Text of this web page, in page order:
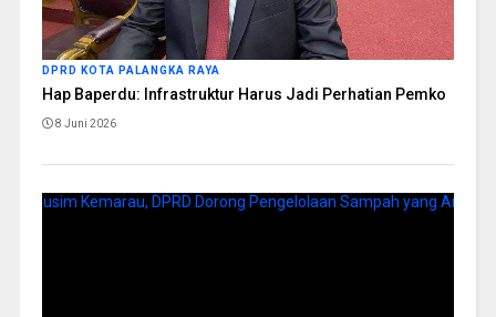
DPRD KOTA PALANGKA RAYA
Hap Baperdu: Infrastruktur Harus Jadi Perhatian Pemko
8 Juni 2026